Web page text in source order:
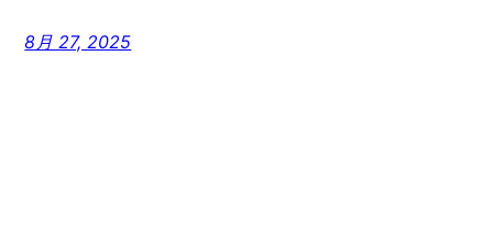
8月 27, 2025